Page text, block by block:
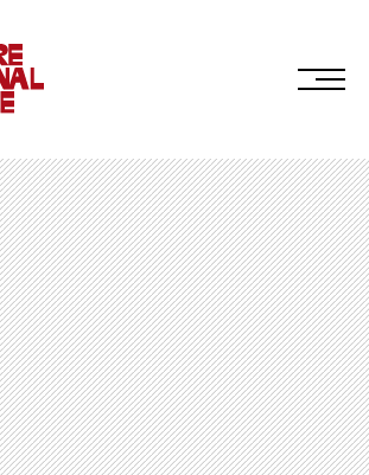
ligne
en ligne